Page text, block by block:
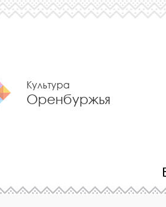
Культура
Оренбуржья